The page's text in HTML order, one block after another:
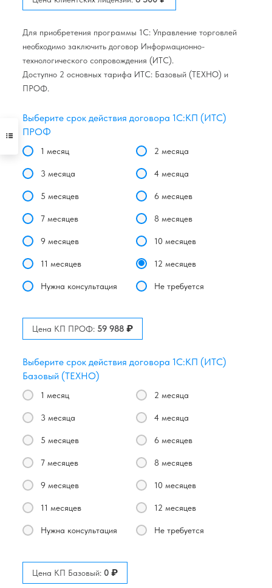
Для приобретения программы 1С: Управление торговлей
необходимо заключить договор Информационно-
технологического сопровождения (ИТС).
Доступно 2 основных тарифа ИТС: Базовый (ТЕХНО) и
ПРОФ.
Выберите срок действия договора 1С:КП (ИТС)
ПРОФ
1 месяц 2 месяца
3 месяца 4 месяца
5 месяцев 6 месяцев
7 месяцев 8 месяцев
9 месяцев 10 месяцев
11 месяцев 12 месяцев
Нужна консультация Не требуется
Цена КП ПРОФ: 59 988 ₽
Выберите срок действия договора 1С:КП (ИТС)
Базовый (ТЕХНО)
1 месяц 2 месяца
3 месяца 4 месяца
5 месяцев 6 месяцев
7 месяцев 8 месяцев
9 месяцев 10 месяцев
11 месяцев 12 месяцев
Нужна консультация Не требуется
Цена КП Базовый: 0 ₽